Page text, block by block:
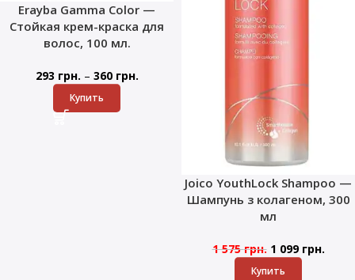
Erayba Gamma Color —
Стойкая крем-краска для
волос, 100 мл.
293 грн. – 360 грн.
Купить
Joico YouthLock Shampoo —
Шампунь з колагеном, 300
мл
1 575грн. 1 099 грн.
Купить